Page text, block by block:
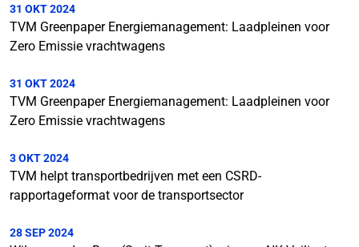
31 OKT 2024
TVM Greenpaper Energiemanagement: Laadpleinen voor
Zero Emissie vrachtwagens
31 OKT 2024
TVM Greenpaper Energiemanagement: Laadpleinen voor
Zero Emissie vrachtwagens
3 OKT 2024
TVM helpt transportbedrijven met een CSRD-
rapportageformat voor de transportsector
28 SEP 2024